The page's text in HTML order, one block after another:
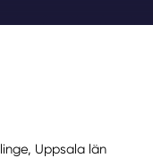
Uppsala län